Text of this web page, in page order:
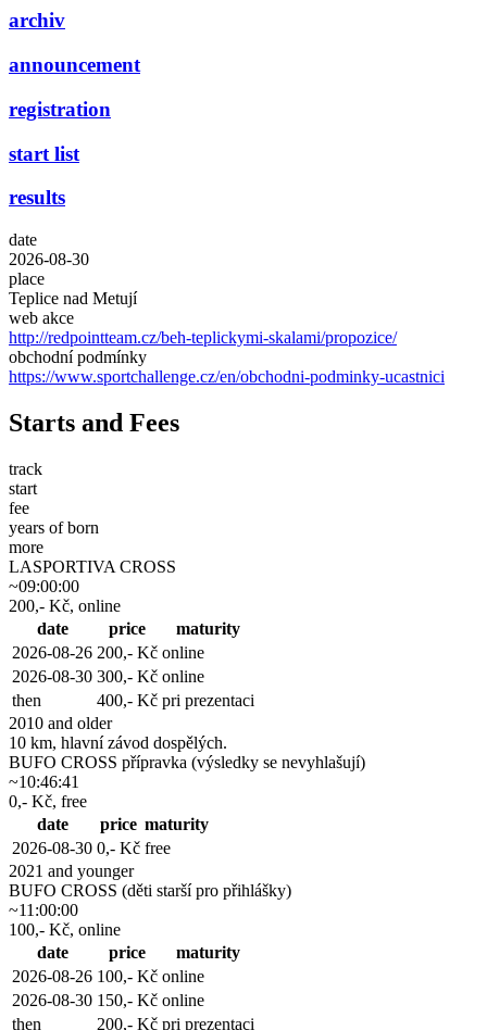
archiv
announcement
registration
start list
results
date
2026-08-30
place
Teplice nad Metují
web akce
http://redpointteam.cz/beh-teplickymi-skalami/propozice/
obchodní podmínky
https://www.sportchallenge.cz/en/obchodni-podminky-ucastnici
Starts and Fees
track
start
fee
years of born
more
LASPORTIVA CROSS
~09:00:00
200,- Kč, online
date
price
maturity
2026-08-26 200,- Kč online
2026-08-30 300,- Kč online
then
400,- Kč pri prezentaci
2010 and older
10 km, hlavní závod dospělých.
BUFO CROSS přípravka (výsledky se nevyhlašují)
~10:46:41
0,- Kč, free
date
price maturity
2026-08-30 0,- Kč free
2021 and younger
BUFO CROSS (děti starší pro přihlášky)
~11:00:00
100,- Kč, online
date
price
maturity
2026-08-26 100,- Kč online
2026-08-30 150,- Kč online
then
200,- Kč pri prezentaci